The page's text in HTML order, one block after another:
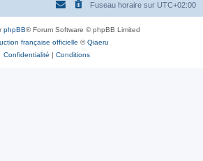
Fuseau horaire sur UTC+02:00
phpBB® Forum Software © phpBB Limited
française officielle ©Qiaeru
Confidentialité | Conditions